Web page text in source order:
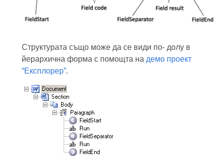
Структурата също може да се види по- долу в
йерархична форма с помощта на демо проект
“Експлорер”.